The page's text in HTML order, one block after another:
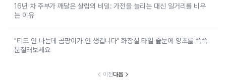
16년 차 주부가 깨달은 살림의 비밀: 가전을 늘리는 대신 일거리를 비우
는 이유
"티도 안 나는데 곰팡이가 안 생깁니다" 화장실 타일 줄눈에 양초를 쓱쓱
문질러보세요
이전다음